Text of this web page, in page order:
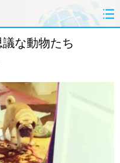
経済
な動物たち